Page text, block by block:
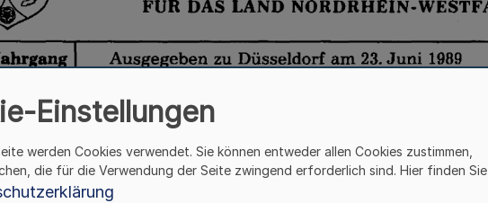
Einstellungen
werden Cookies verwendet. Sie können entweder allen Cookies zustimmen,
die für die Verwendung der Seite zwingend erforderlich sind. Hier finden Sie